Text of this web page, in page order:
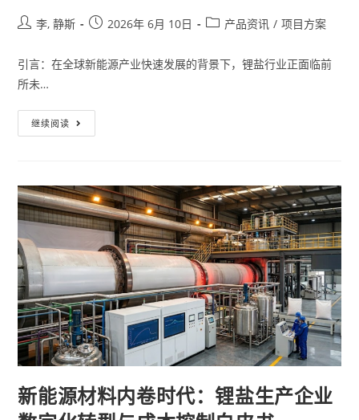
李, 静斯 2026年 6月 10日 产品资讯 / 项目方案
引言：在全球新能源产业快速发展的背景下，锂盐行业正面临前
所未…
继续阅读
新能源材料内卷时代：锂盐生产企业